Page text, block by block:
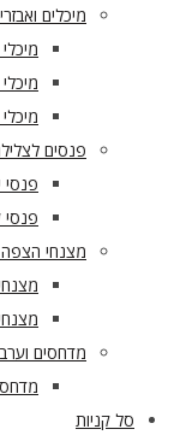
מיכלים
פנסים
פנסי
פנסי
מצנחי
מדחסים
סל קניות